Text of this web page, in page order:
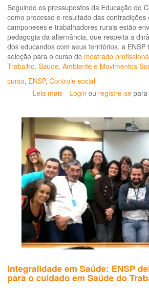
Distância
em
Epidemiologia
em
Saúde
do
Trabalhador
será
lançado
em
Seguindo os pressupostos da Educação do
como processo e resultado das contradições
camponeses e trabalhadores rurais estão
pedagogia da alternância, que respeita a
dos educandos com seus territórios, a ENSP
seleção para o curso de mestrado
Trabalho, Saúde, Ambiente e Movimentos
curso, ENSP, Controle social
Leia mais sobre
foco
em
movimentos
sociais
segue
com
inscrições
abertas
Login ou registre-se
Integralidade em Saúde: ENSP
para o cuidado em Saúde do